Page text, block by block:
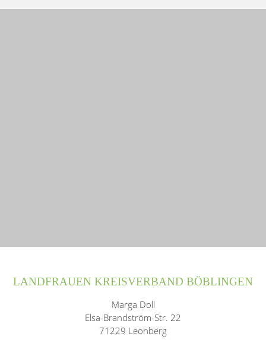
LANDFRAUEN KREISVERBAND BÖBLINGEN
Marga Doll
Elsa-Brandström-Str. 22
71229 Leonberg